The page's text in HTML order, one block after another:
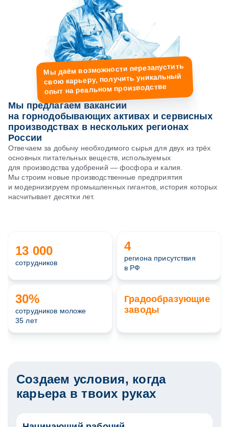
Мы даём возможности перезапустить
свою карьеру, получить уникальный
опыт на реальном производстве
Мы предлагаем вакансии
на горнодобывающих активах и сервисных
производствах в нескольких регионах
России
Отвечаем за добычу необходимого сырья для двух из трёх
основных питательных веществ, используемых
для производства удобрений — фосфора и калия.
Мы строим новые производственные предприятия
и модернизируем промышленных гигантов, история которых
насчитывает десятки лет.
13 000
сотрудников
4
региона присутствия
в РФ
30%
сотрудников моложе
35 лет
Градообразующие
заводы
Создаем условия, когда
карьера в твоих руках